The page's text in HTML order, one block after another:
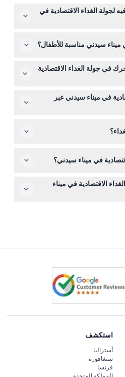
لجولة الغداء الاقتصادية في
في الساعة 12:30 ظهرًا (قابلة للتغيير — يرجى التأكد عند
ميناء سيدني مناسبة للأطفال؟
يجب أن يكون الأطفال دون 14 عامًا برفقة أحد البالغين أو
للرضع أو الأطفال بدون تذكرة
في جولة الغداء الاقتصادية
المتحركة، ولكن يمكن لأفراد
المحدودة على الحركة.
في ميناء سيدني عبر
الحجز الإلكتروني.
والإلغاءات بعد هذه الفترة
في ميناء سيدني؟
في الميناء مع إطلالات
وجسر الميناء أثناء تناول
بالكامل متاح على متن القارب.
الاقتصادية في ميناء
استكشف
أستراليا
سنغافورة
فرنسا